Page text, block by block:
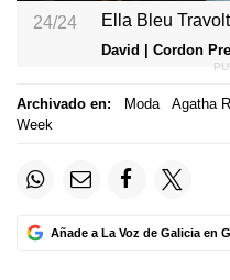
24/24 Ella Bleu
David | Cordon
Archivado en: Moda Agatha
Week
Añade a La Voz de Galicia en